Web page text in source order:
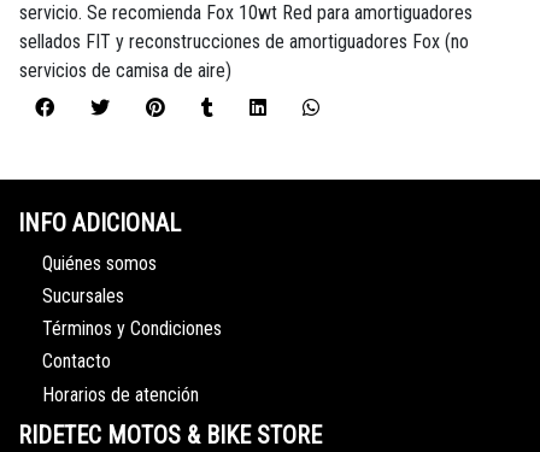
servicio. Se recomienda Fox 10wt Red para amortiguadores
sellados FIT y reconstrucciones de amortiguadores Fox (no
servicios de camisa de aire)
INFO ADICIONAL
Quiénes somos
Sucursales
Términos y Condiciones
Contacto
Horarios de atención
RIDETEC MOTOS & BIKE STORE